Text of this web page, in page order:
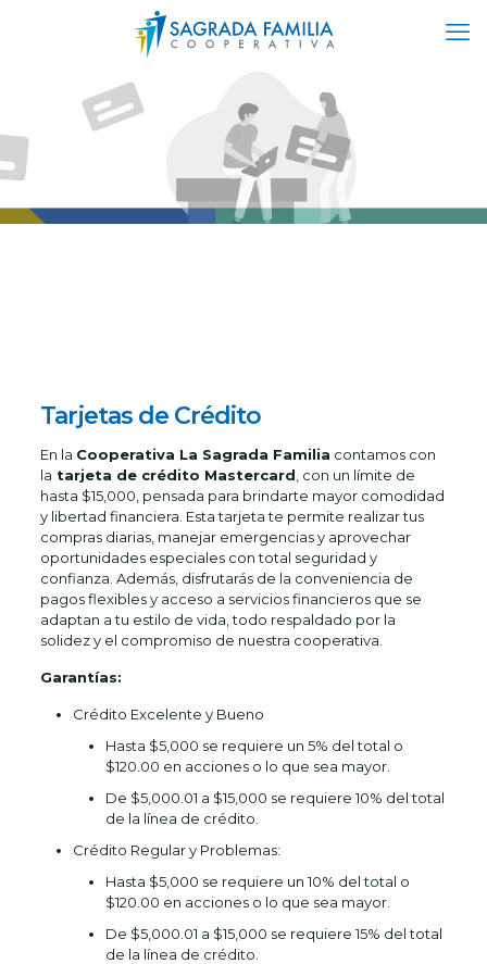
Tarjetas de Crédito
En la Cooperativa La Sagrada Familia contamos con
la tarjeta de crédito Mastercard , con un límite de
hasta $15,000, pensada para brindarte mayor comodidad
y libertad financiera. Esta tarjeta te permite realizar tus
compras diarias, manejar emergencias y aprovechar
oportunidades especiales con total seguridad y
confianza. Además, disfrutarás de la conveniencia de
pagos flexibles y acceso a servicios financieros que se
adaptan a tu estilo de vida, todo respaldado por la
solidez y el compromiso de nuestra cooperativa.
Garantías:
Crédito Excelente y Bueno
Hasta $5,000 se requiere un 5% del total o
$120.00 en acciones o lo que sea mayor.
De $5,000.01 a $15,000 se requiere 10% del total
de la línea de crédito.
Crédito Regular y Problemas:
Hasta $5,000 se requiere un 10% del total o
$120.00 en acciones o lo que sea mayor.
De $5,000.01 a $15,000 se requiere 15% del total
de la línea de crédito.